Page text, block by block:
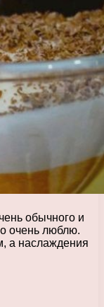
обычного и
очень люблю.
а наслаждения